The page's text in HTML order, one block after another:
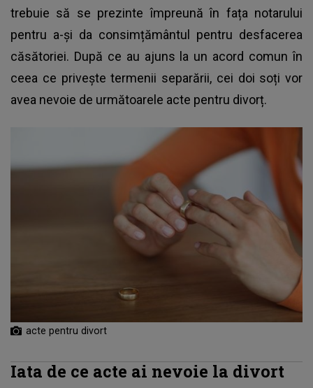
trebuie să se prezinte împreună în fața notarului
pentru a-și da consimțământul pentru desfacerea
căsătoriei. După ce au ajuns la un acord comun în
ceea ce privește termenii separării, cei doi soți vor
avea nevoie de următoarele acte pentru divorț.
acte pentru divort
Iata de ce acte ai nevoie la divort